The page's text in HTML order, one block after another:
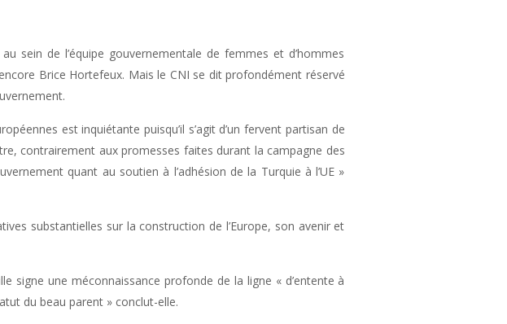
sein de l’équipe gouvernementale de femmes et d’hommes
Brice Hortefeux. Mais le CNI se dit profondément réservé
est inquiétante puisqu’il s’agit d’un fervent partisan de
contrairement aux promesses faites durant la campagne des
quant au soutien à l’adhésion de la Turquie à l’UE »
substantielles sur la construction de l’Europe, son avenir et
signe une méconnaissance profonde de la ligne « d’entente à
du beau parent » conclut-elle.